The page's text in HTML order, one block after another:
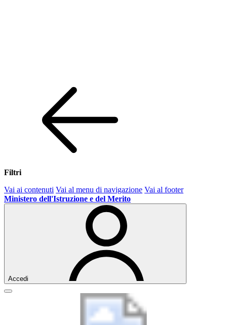
Filtri
Vai ai contenuti Vai al menu di navigazione Vai al footer
Ministero dell'Istruzione e del Merito
Accedi